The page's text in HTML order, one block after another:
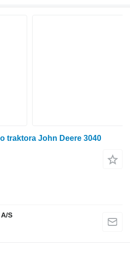
traktora John Deere 3040
S